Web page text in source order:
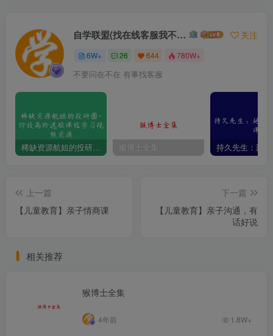
自学联盟(找在线客服我不回信息的) 关注
6W+ 26 644 780W+
不要问在不在 有事找客服
稀缺资源航姐的投研圈-价投高阶选股课程学习视频资源 猴博士全集
上一篇
【儿童教育】亲子情商课
下一篇
【儿童教育】亲子沟通，有
话好说
相关推荐
猴博士全集
4年前 1.8W+